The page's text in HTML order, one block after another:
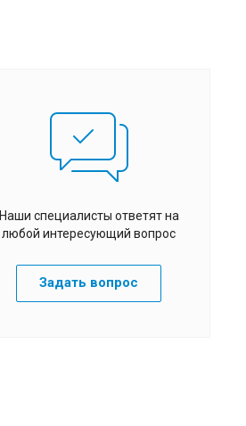
Наши специалисты ответят на
любой интересующий вопрос
Задать вопрос